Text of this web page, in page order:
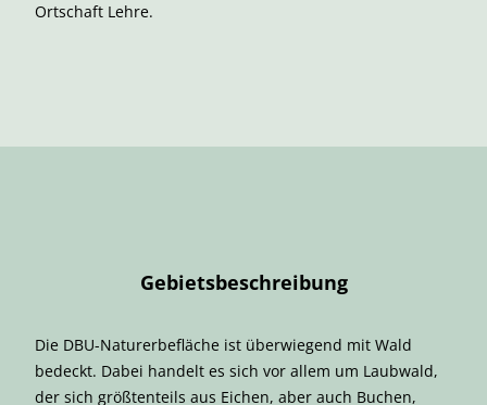
Ortschaft Lehre.
Gebietsbeschreibung
Die DBU-Naturerbefläche ist überwiegend mit Wald
bedeckt. Dabei handelt es sich vor allem um Laubwald,
der sich größtenteils aus Eichen, aber auch Buchen,